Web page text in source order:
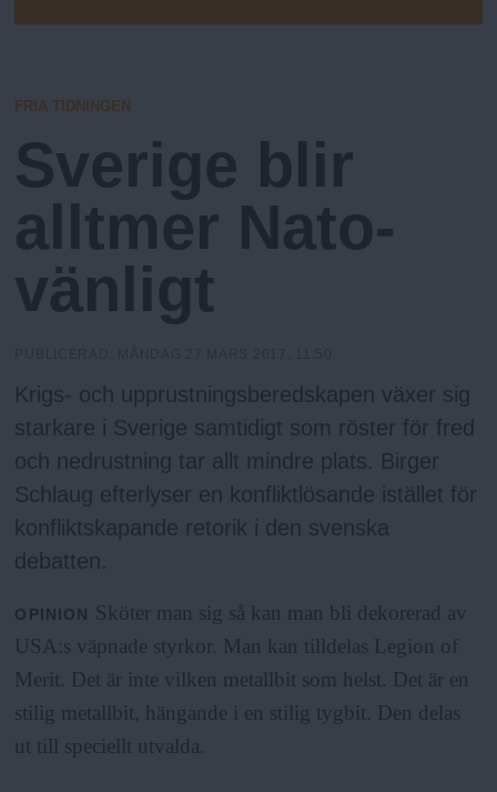
h
o
m
s
F
r
i
a
D
FRIA TIDNINGEN
Sverige blir
alltmer Nato-
vänligt
Krigs- och upprustningsberedskapen växer sig
starkare i Sverige samtidigt som röster för fred
och nedrustning tar allt mindre plats. Birger
Schlaug efterlyser en konfliktlösande istället för
konfliktskapande retorik i den svenska
debatten.
OPINION
Sköter man sig så kan man bli dekorerad av
USA:s väpnade styrkor. Man kan tilldelas Legion of
Merit. Det är inte vilken metallbit som helst. Det är en
stilig metallbit, hängande i en stilig tygbit. Den delas
ut till speciellt utvalda.